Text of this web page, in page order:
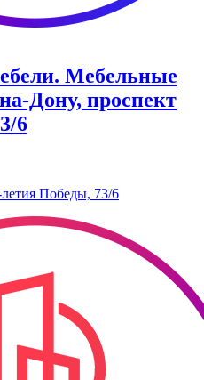
Мебельные
Дону, проспект
6
Победы, 73/6